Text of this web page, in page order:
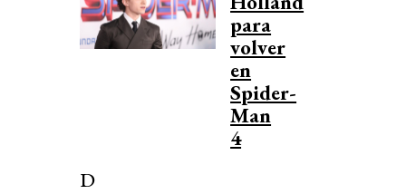
para
volver
en
Spider-
Man
4
D